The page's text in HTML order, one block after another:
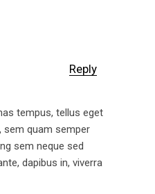
Reply
tempus, tellus eget
sem quam semper
sem neque sed
dapibus in, viverra